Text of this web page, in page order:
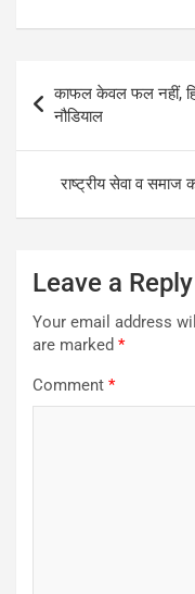
navigation
काफल केवल फल नहीं,
नौडियाल
राष्ट्रीय सेवा व समाज
Leave a Reply
Your email address
are marked *
Comment *